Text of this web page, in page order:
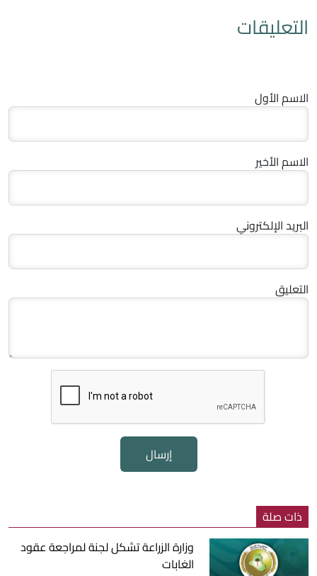
التعليقات
الاسم الأول
الاسم الأخير
البريد الإلكتروني
التعليق
إرسال
ذات صلة
وزارة الزراعة تشكل لجنة لمراجعة عقود
الغابات